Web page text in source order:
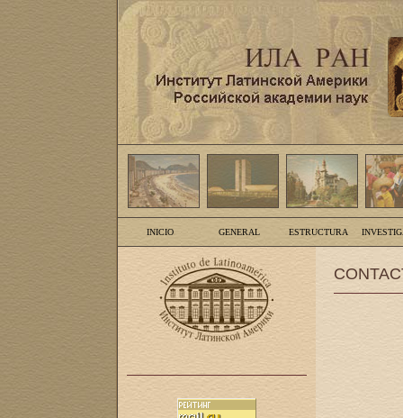
INICIO GENERAL ESTRUCTURA